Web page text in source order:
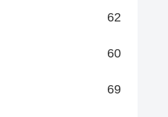
62
60
69